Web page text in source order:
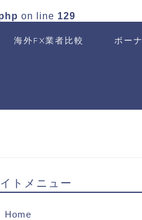
on line 129
海外FX業者比較 ボー
トメニュー
Home